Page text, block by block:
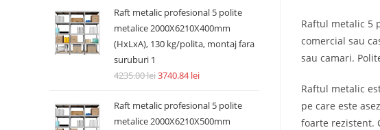
Raftul metalic 5
comercial sau
sau camari.
Raftul metalic
pe care este
foarte rezistent.
Raft metalic profesional 5 polite
metalice 2000X6210X400mm
(HxLxA), 130 kg/polita, montaj fara
suruburi 1
4235.00lei3740.84lei
Raft metalic profesional 5 polite
metalice 2000X6210X500mm